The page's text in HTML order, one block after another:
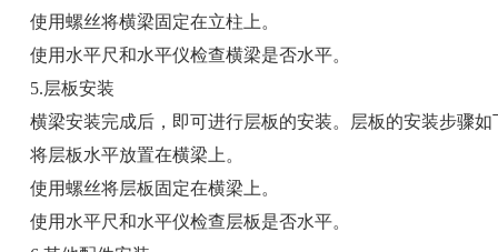
使用螺丝将横梁固定在立柱上。
使用水平尺和水平仪检查横梁是否水平。
5.层板安装
横梁安装完成后，即可进行层板的安装。层板的安装步骤如
将层板水平放置在横梁上。
使用螺丝将层板固定在横梁上。
使用水平尺和水平仪检查层板是否水平。